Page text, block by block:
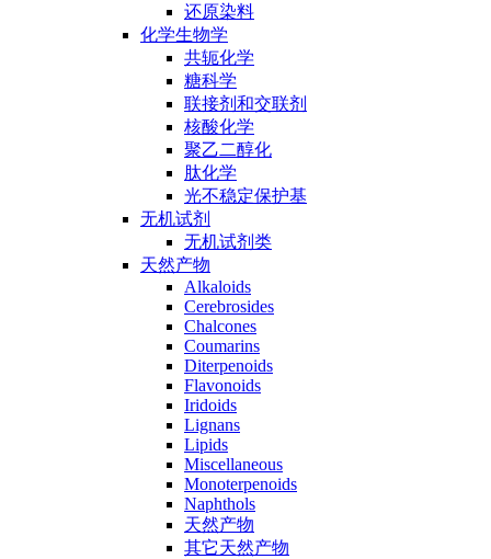
还原染料
化学生物学
共轭化学
糖科学
联接剂和交联剂
核酸化学
聚乙二醇化
肽化学
光不稳定保护基
无机试剂
无机试剂类
天然产物
Alkaloids
Cerebrosides
Chalcones
Coumarins
Diterpenoids
Flavonoids
Iridoids
Lignans
Lipids
Miscellaneous
Monoterpenoids
Naphthols
天然产物
其它天然产物